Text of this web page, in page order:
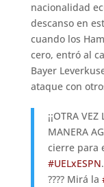
nacionalidad
descanso en
cuando los
cero, entró al
Bayer
ataque con
¡¡OTRA
MANERA
cierre para
#UELxESPN.
???? Mirá la